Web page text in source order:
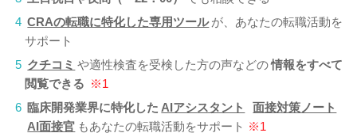
4 CRAの転職に特化した専用ツール が、あなたの転職活動を
サポート
5 クチコミ や適性検査を受検した方の声などの情報をすべて
閲覧できる ※1
6 臨床開発業界に特化した AIアシスタント
面接対策ノート
AI面接官 もあなたの転職活動をサポート ※1